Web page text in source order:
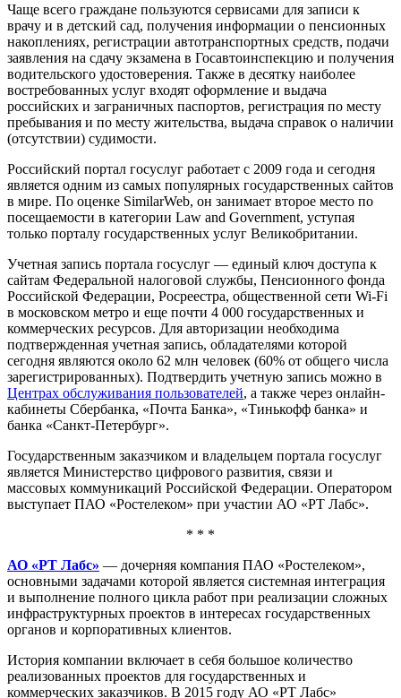
Чаще всего граждане пользуются сервисами для записи к
врачу и в детский сад, получения информации о пенсионных
накоплениях, регистрации автотранспортных средств, подачи
заявления на сдачу экзамена в Госавтоинспекцию и получения
водительского удостоверения. Также в десятку наиболее
востребованных услуг входят оформление и выдача
российских и заграничных паспортов, регистрация по месту
пребывания и по месту жительства, выдача справок о наличии
(отсутствии) судимости.
Российский портал госуслуг работает с 2009 года и сегодня
является одним из самых популярных государственных сайтов
в мире. По оценке SimilarWeb, он занимает второе место по
посещаемости в категории Law and Government, уступая
только порталу государственных услуг Великобритании.
Учетная запись портала госуслуг — единый ключ доступа к
сайтам Федеральной налоговой службы, Пенсионного фонда
Российской Федерации, Росреестра, общественной сети Wi-Fi
в московском метро и еще почти 4 000 государственных и
коммерческих ресурсов. Для авторизации необходима
подтвержденная учетная запись, обладателями которой
сегодня являются около 62 млн человек (60% от общего числа
зарегистрированных). Подтвердить учетную запись можно в
Центрах обслуживания пользователей, а также через онлайн-
кабинеты Сбербанка, «Почта Банка», «Тинькофф банка» и
банка «Санкт-Петербург».
Государственным заказчиком и владельцем портала госуслуг
является Министерство цифрового развития, связи и
массовых коммуникаций Российской Федерации. Оператором
выступает ПАО «Ростелеком» при участии АО «РТ Лабс».
* * *
АО «РТ Лабс» — дочерняя компания ПАО «Ростелеком»,
основными задачами которой является системная интеграция
и выполнение полного цикла работ при реализации сложных
инфраструктурных проектов в интересах государственных
органов и корпоративных клиентов.
История компании включает в себя большое количество
реализованных проектов для государственных и
коммерческих заказчиков. В 2015 году АО «РТ Лабс»